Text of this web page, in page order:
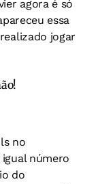
agora é só
essa
jogar
no
número
do